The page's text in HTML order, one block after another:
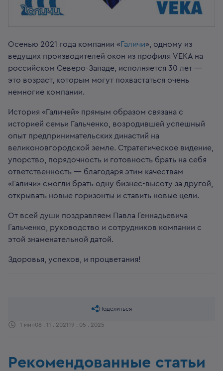
Осенью 2021 года компании «Галичи», одному из
ведущих производителей окон из профиля VEKA на
российском Северо-Западе, исполняется 30 лет —
это возраст, которым могут похвастаться очень
немногие компании.
История «Галичей» прямым образом связана с
историей семьи Гальченко, возродившей успешный
опыт предпринимательских династий на
великоновгородской земле. Стратегическое видение,
упорство, порядочность и готовность брать на себя
ответственность — благодаря этим качествам
«Галичи» смогли брать одну бизнес-высоту за другой,
открывать новые горизонты и ставить новые цели.
От всей души поздравляем Павла Геннадьевича
Гальченко, руководство и сотрудников компании с
этой знаменательной датой.
Здоровья, успехов, и процветания!
1 мин08 . 11 . 2021 19 . 05 . 2025
Поделиться
Рекомендованные статьи